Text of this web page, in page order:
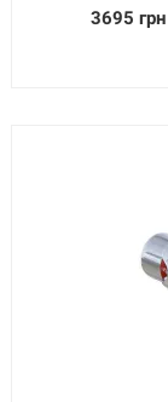
3695 грн